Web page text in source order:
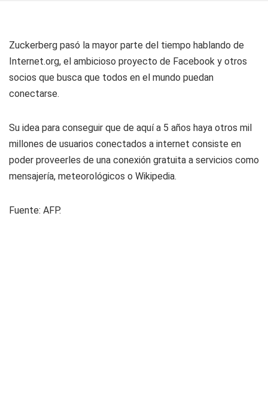
Zuckerberg pasó la mayor parte del tiempo hablando de
Internet.org, el ambicioso proyecto de Facebook y otros
socios que busca que todos en el mundo puedan
conectarse.
Su idea para conseguir que de aquí a 5 años haya otros mil
millones de usuarios conectados a internet consiste en
poder proveerles de una conexión gratuita a servicios como
mensajería, meteorológicos o Wikipedia.
Fuente: AFP.